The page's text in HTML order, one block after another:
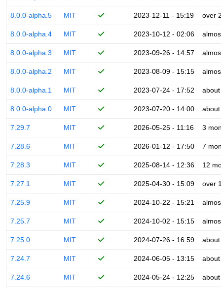
8.0.0-alpha.5 MIT 2023-12-11 - 15:19 over
8.0.0-alpha.4 MIT 2023-10-12 - 02:06
8.0.0-alpha.3 MIT 2023-09-26 - 14:57
8.0.0-alpha.2 MIT 2023-08-09 - 15:15
8.0.0-alpha.1 MIT 2023-07-24 - 17:52
8.0.0-alpha.0 MIT 2023-07-20 - 14:00
7.29.7 MIT 2026-05-25 - 11:16 3
7.28.6 MIT 2026-01-12 - 17:50 7
7.28.3 MIT 2025-08-14 - 12:36 12
7.27.1 MIT 2025-04-30 - 15:09 over
7.25.9 MIT 2024-10-22 - 15:21
7.25.7 MIT 2024-10-02 - 15:15
7.25.0 MIT 2024-07-26 - 16:59
7.24.7 MIT 2024-06-05 - 13:15
7.24.6 MIT 2024-05-24 - 12:25